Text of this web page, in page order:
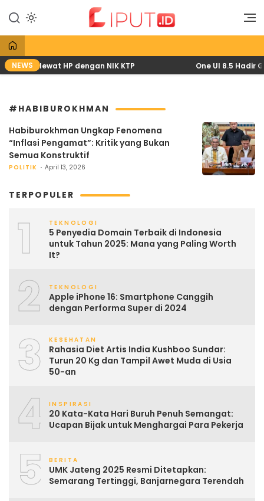
konten
Liput
Liputan Digital
NEWS
2026 lewat HP dengan NIK KTP One UI 8.5 Hadir
#HABIBUROKHMAN
Habiburokhman Ungkap Fenomena
“Inflasi Pengamat”: Kritik yang Bukan
Semua Konstruktif
POLITIK April 13, 2026
TERPOPULER
1 TEKNOLOGI
5 Penyedia Domain Terbaik di Indonesia
untuk Tahun 2025: Mana yang Paling Worth
It?
2 TEKNOLOGI
Apple iPhone 16: Smartphone Canggih
dengan Performa Super di 2024
3 KESEHATAN
Rahasia Diet Artis India Kushboo Sundar:
Turun 20 Kg dan Tampil Awet Muda di Usia
50-an
4 INSPIRASI
20 Kata-Kata Hari Buruh Penuh Semangat:
Ucapan Bijak untuk Menghargai Para Pekerja
5 BERITA
UMK Jateng 2025 Resmi Ditetapkan:
Semarang Tertinggi, Banjarnegara Terendah